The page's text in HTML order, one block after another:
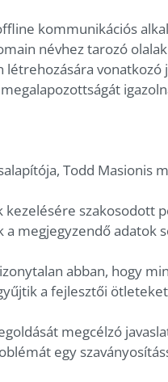
kommunikációs
névhez tarozó
vonatkozó
Todd Masionis
kezelésére szakosodott
a megjegyzendő adatok
abban, hogy
a fejlesztői
megcélzó
egy